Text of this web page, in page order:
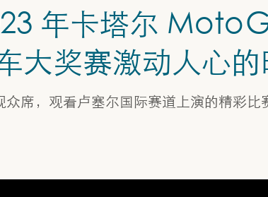
年卡塔尔
大奖赛激动人心
众席，观看卢塞尔国际赛道上演的精彩比